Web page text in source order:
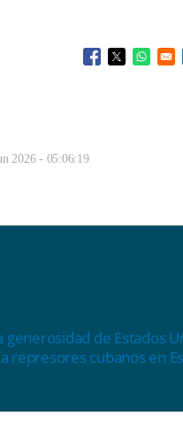
Opens in a
Opens in
2026 - 05:06:19
generosidad de Estados
represores cubanos en